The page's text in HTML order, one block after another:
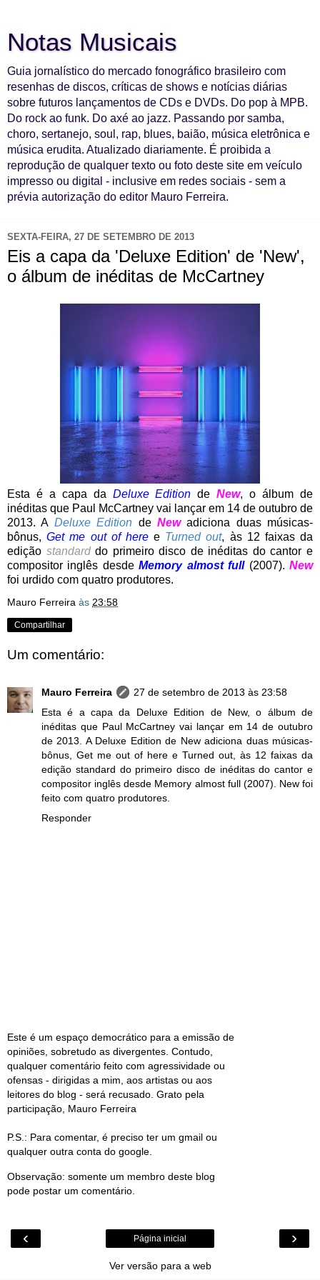
Notas Musicais
Guia jornalístico do mercado fonográfico brasileiro com
resenhas de discos, críticas de shows e notícias diárias
sobre futuros lançamentos de CDs e DVDs. Do pop à MPB.
Do rock ao funk. Do axé ao jazz. Passando por samba,
choro, sertanejo, soul, rap, blues, baião, música eletrônica e
música erudita. Atualizado diariamente. É proibida a
reprodução de qualquer texto ou foto deste site em veículo
impresso ou digital - inclusive em redes sociais - sem a
prévia autorização do editor Mauro Ferreira.
SEXTA-FEIRA, 27 DE SETEMBRO DE 2013
Eis a capa da 'Deluxe Edition' de 'New',
o álbum de inéditas de McCartney
Esta é a capa da Deluxe Edition deNew, o álbum de
inéditas que Paul McCartney vai lançar em 14 de outubro de
2013. A Deluxe Edition de Newadiciona duas músicas-
bônus,Get me out of heree Turned out, às 12 faixas da
edição standarddo primeiro disco de inéditas do cantor e
compositor inglês desdeMemory almost full (2007).New
foi urdido com quatro produtores.
Mauro Ferreira às 23:58
Compartilhar
Um comentário:
Mauro Ferreira
27 de setembro de 2013 às 23:58
Esta é a capa da Deluxe Edition de New, o álbum de
inéditas que Paul McCartney vai lançar em 14 de outubro
de 2013. A Deluxe Edition de New adiciona duas músicas-
bônus, Get me out of here e Turned out, às 12 faixas da
edição standard do primeiro disco de inéditas do cantor e
compositor inglês desde Memory almost full (2007). New foi
feito com quatro produtores.
Responder
Este é um espaço democrático para a emissão de
opiniões, sobretudo as divergentes. Contudo,
qualquer comentário feito com agressividade ou
ofensas - dirigidas a mim, aos artistas ou aos
leitores do blog - será recusado. Grato pela
participação, Mauro Ferreira
P.S.: Para comentar, é preciso ter um gmail ou
qualquer outra conta do google.
Observação: somente um membro deste blog
pode postar um comentário.
‹ ›
Página inicial
Ver versão para a web